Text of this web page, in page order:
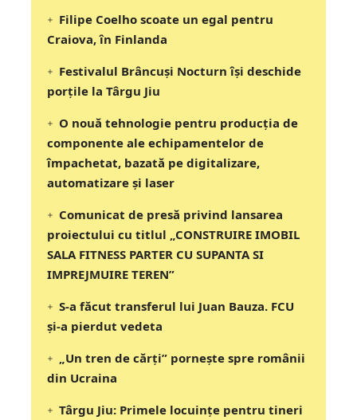
Filipe Coelho scoate un egal pentru
Craiova, în Finlanda
Festivalul Brâncuși Nocturn își deschide
porțile la Târgu Jiu
O nouă tehnologie pentru producția de
componente ale echipamentelor de
împachetat, bazată pe digitalizare,
automatizare și laser
Comunicat de presă privind lansarea
proiectului cu titlul „CONSTRUIRE IMOBIL
SALA FITNESS PARTER CU SUPANTA SI
IMPREJMUIRE TEREN”
S-a făcut transferul lui Juan Bauza. FCU
și-a pierdut vedeta
„Un tren de cărți” pornește spre românii
din Ucraina
Târgu Jiu: Primele locuințe pentru tineri